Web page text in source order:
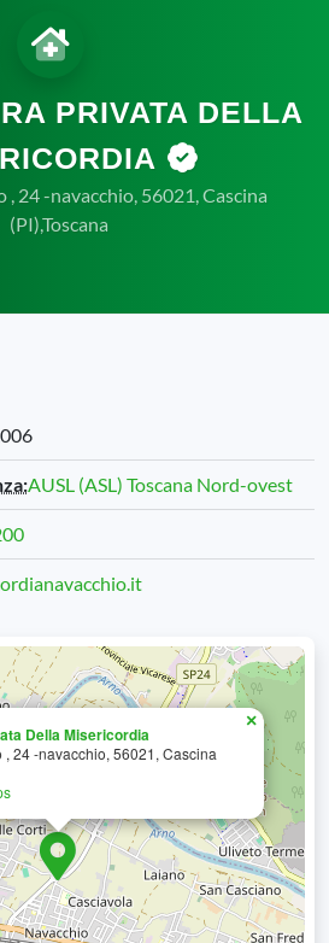
PRIVATA DELLA
, 24 -navacchio, 56021, Cascina
(PI),Toscana
AUSL (ASL) Toscana Nord-ovest
Della Misericordia
24 -navacchio, 56021, Cascina
×